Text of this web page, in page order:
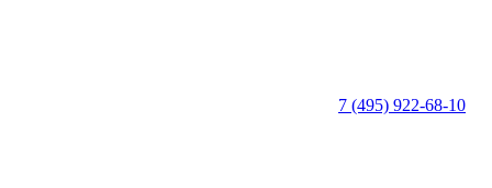
7 (495) 922-68-10